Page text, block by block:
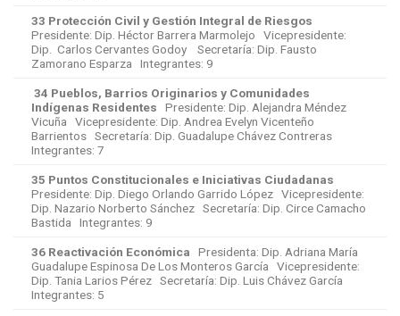
33 Protección Civil y Gestión Integral de Riesgos
Presidente: Dip. Héctor Barrera Marmolejo Vicepresidente:
Dip. Carlos Cervantes Godoy Secretaría: Dip. Fausto
Zamorano Esparza Integrantes: 9
34 Pueblos, Barrios Originarios y Comunidades
Indígenas Residentes Presidente: Dip. Alejandra Méndez
Vicuña Vicepresidente: Dip. Andrea Evelyn Vicenteño
Barrientos Secretaría: Dip. Guadalupe Chávez Contreras
Integrantes: 7
35 Puntos Constitucionales e Iniciativas Ciudadanas
Presidente: Dip. Diego Orlando Garrido López Vicepresidente:
Dip. Nazario Norberto Sánchez Secretaría: Dip. Circe Camacho
Bastida Integrantes: 9
36 Reactivación Económica
Presidenta: Dip. Adriana María
Guadalupe Espinosa De Los Monteros García Vicepresidente:
Dip. Tania Larios Pérez Secretaría: Dip. Luis Chávez García
Integrantes: 5